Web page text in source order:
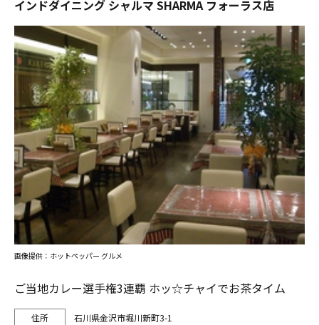
インドダイニング シャルマ SHARMA フォーラス店
ご当地カレー選手権3連覇 ホッ☆チャイでお茶タイム
石川県金沢市堀川新町3-1
画像提供：ホットペッパー グルメ